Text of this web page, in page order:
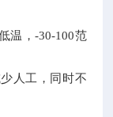
温，-30-100范
人工，同时不